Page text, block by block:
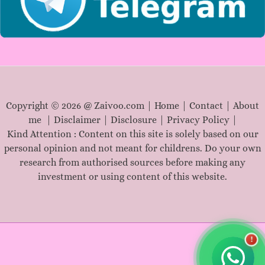
Copyright © 2026 @ Zaivoo.com | Home Contact
About
me
Disclaimer| Disclosure| Privacy Policy|
Kind Attention : Content on this site is solely based on our
personal opinion and not meant for childrens. Do your own
research from authorised sources before making any
investment or using content of this website.
!